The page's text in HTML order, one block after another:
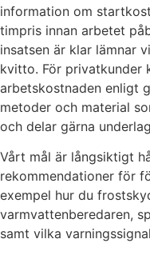
information om
timpris innan arbetet
insatsen är klar lämnar
kvitto. För privatkunder
arbetskostnaden enligt
metoder och material
och delar gärna
Vårt mål är långsiktigt
rekommendationer för
exempel hur du
varmvattenberedaren,
samt vilka